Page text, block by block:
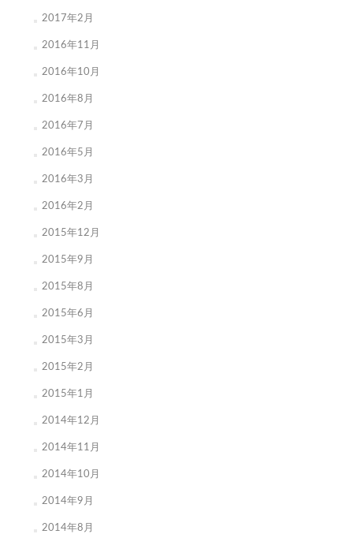
2017年2月
2016年11月
2016年10月
2016年8月
2016年7月
2016年5月
2016年3月
2016年2月
2015年12月
2015年9月
2015年8月
2015年6月
2015年3月
2015年2月
2015年1月
2014年12月
2014年11月
2014年10月
2014年9月
2014年8月